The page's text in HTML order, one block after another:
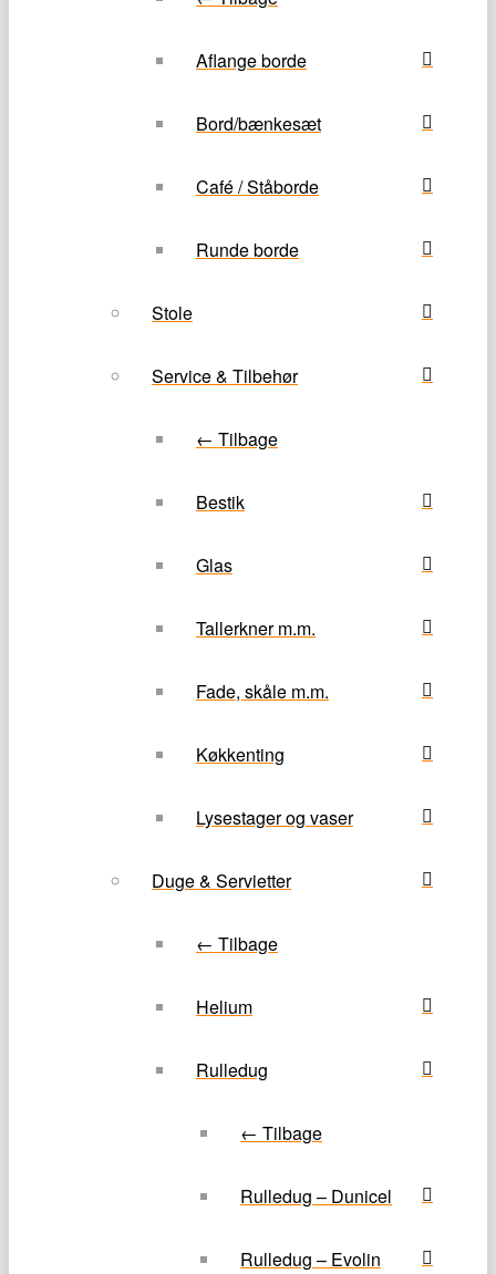
Aflange borde
Bord/bænkesæt
Café / Ståborde
Runde borde
Stole
Service & Tilbehør
← Tilbage
Bestik
Glas
Tallerkner m.m.
Fade, skåle m.m.
Køkkenting
Lysestager og vaser
Duge & Servietter
← Tilbage
Helium
Rulledug
← Tilbage
Rulledug – Dunicel
Rulledug – Evolin